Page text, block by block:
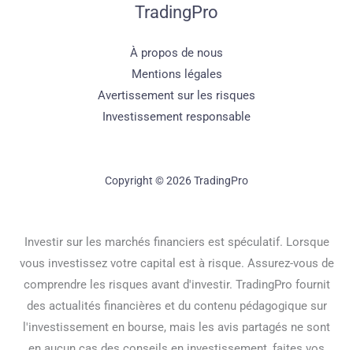
TradingPro
À propos de nous
Mentions légales
Avertissement sur les risques
Investissement responsable
Copyright © 2026 TradingPro
Investir sur les marchés financiers est spéculatif. Lorsque
vous investissez votre capital est à risque. Assurez-vous de
comprendre les risques avant d'investir. TradingPro fournit
des actualités financières et du contenu pédagogique sur
l'investissement en bourse, mais les avis partagés ne sont